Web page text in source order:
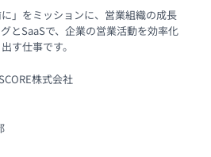
に」をミッションに、営業組織の成長
とSaaSで、企業の営業活動を効率化
す仕事です。
株式会社